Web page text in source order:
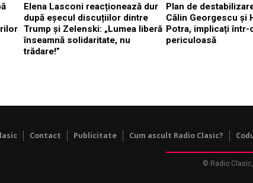
Elena Lasconi reacționează dur
după eșecul discuțiilor dintre
Trump și Zelenski: „Lumea liberă
înseamnă solidaritate, nu
trădare!”
Plan de
Călin Georgescu și
Potra, implicați
periculoasă
Contact Publicitate Cum ascult Radio Clasic?
© Radio